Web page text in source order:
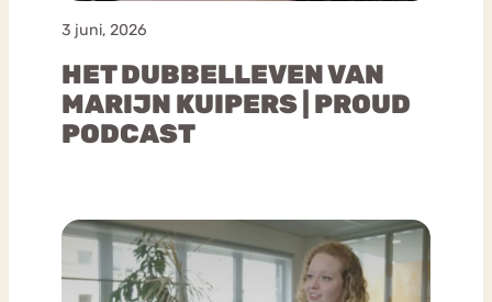
3 juni, 2026
HET DUBBELLEVEN VAN
MARIJN KUIPERS | PROUD
PODCAST